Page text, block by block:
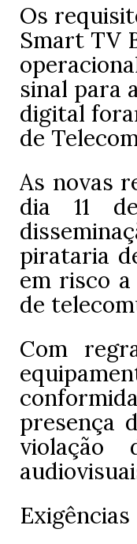
Os
Smart TV
sinal para
digital
de
As novas
dia 11
pirataria
em risco
de
Com
presença
violação
Exigências